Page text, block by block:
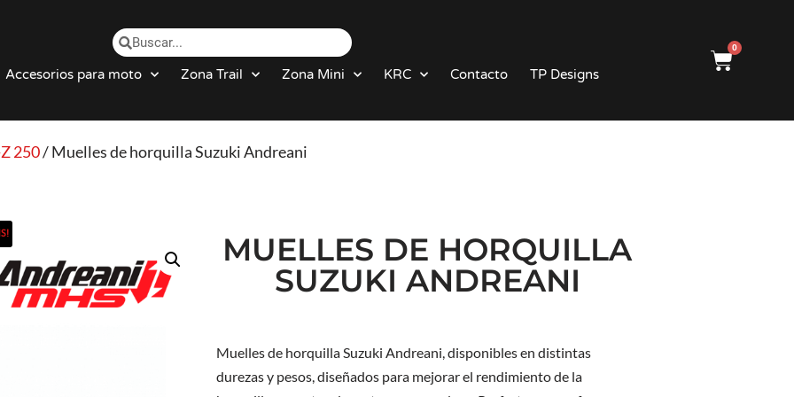
Accesorios para moto Zona Trail Zona Mini KRC Contacto TP Designs
0
250/ Muelles de horquilla Suzuki Andreani
MUELLES DE HORQUILLA
SUZUKI ANDREANI
Muelles de horquilla Suzuki Andreani, disponibles en distintas
durezas y pesos, diseñados para mejorar el rendimiento de la